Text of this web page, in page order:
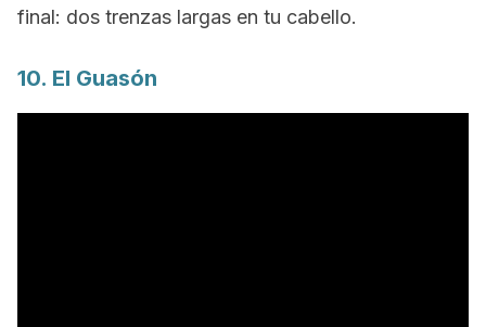
final: dos trenzas largas en tu cabello.
10. El Guasón